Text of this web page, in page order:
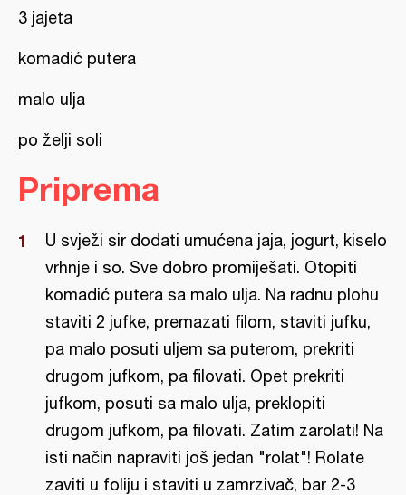
3 jajeta
komadić putera
malo ulja
po želji soli
Priprema
U svježi sir dodati umućena jaja, jogurt, kiselo
vrhnje i so. Sve dobro promiješati. Otopiti
komadić putera sa malo ulja. Na radnu plohu
staviti 2 jufke, premazati filom, staviti jufku,
pa malo posuti uljem sa puterom, prekriti
drugom jufkom, pa filovati. Opet prekriti
jufkom, posuti sa malo ulja, preklopiti
drugom jufkom, pa filovati. Zatim zarolati! Na
isti način napraviti još jedan "rolat"! Rolate
zaviti u foliju i staviti u zamrzivač, bar 2-3